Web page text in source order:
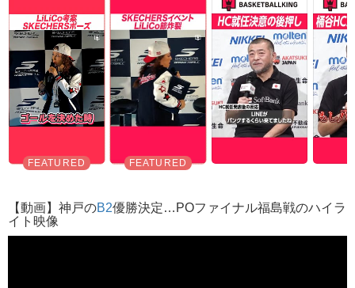
【動画】神戸のB2優勝決定…POファイナル福島戦のハイラ
イト映像